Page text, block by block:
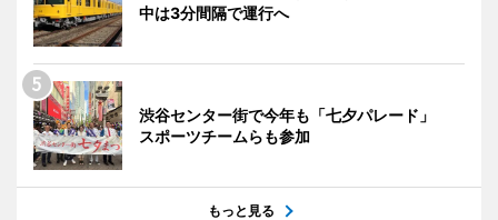
中は3分間隔で運行へ
渋谷センター街で今年も「七夕パレード」
スポーツチームらも参加
もっと見る